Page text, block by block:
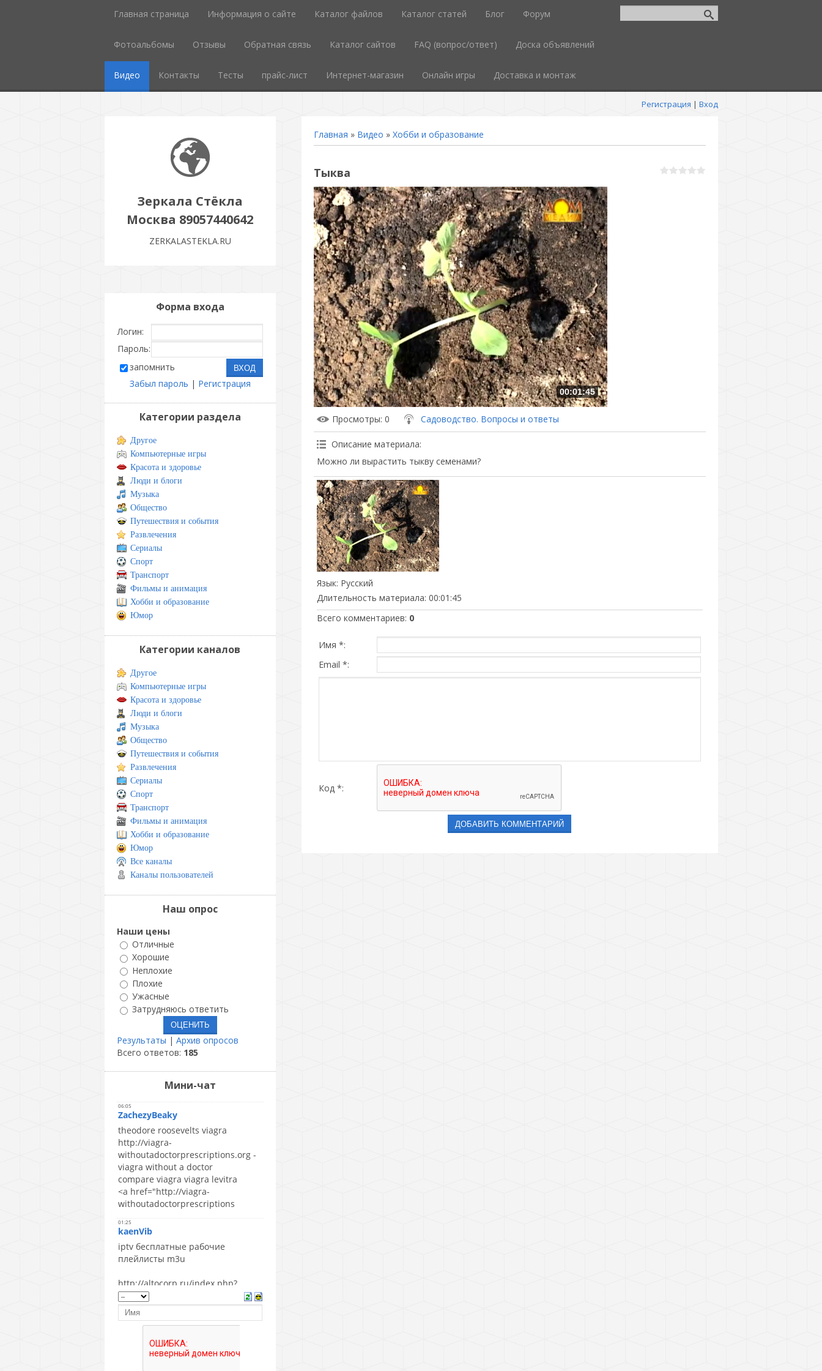
Главная страница Информация о сайте Каталог файлов Каталог статей Блог Форум
Фотоальбомы Отзывы Обратная связь Каталог сайтов FAQ (вопрос/ответ) Доска объявлений
Видео Контакты Тесты прайс-лист Интернет-магазин Онлайн игры Доставка и монтаж
Регистрация | Вход
Зеркала Стёкла
Москва 89057440642
ZERKALASTEKLA.RU
Главная » Видео » Хобби и образование
Тыква
00:01:45
Просмотры: 0 Садоводство. Вопросы и ответы
Описание материала:
Можно ли вырастить тыкву семенами?
Язык: Русский
Длительность материала: 00:01:45
Всего комментариев: 0
Имя *:
Email *:
Код *:
Форма входа
Логин:
Пароль:
запомнить
Забыл пароль | Регистрация
Категории раздела
Другое
Компьютерные игры
Красота и здоровье
Люди и блоги
Музыка
Общество
Путешествия и события
Развлечения
Сериалы
Спорт
Транспорт
Фильмы и анимация
Хобби и образование
Юмор
Категории каналов
Другое
Компьютерные игры
Красота и здоровье
Люди и блоги
Музыка
Общество
Путешествия и события
Развлечения
Сериалы
Спорт
Транспорт
Фильмы и анимация
Хобби и образование
Юмор
Все каналы
Каналы пользователей
Наш опрос
Наши цены
Отличные
Хорошие
Неплохие
Плохие
Ужасные
Затрудняюсь ответить
Результаты | Архив опросов
Всего ответов: 185
Мини-чат